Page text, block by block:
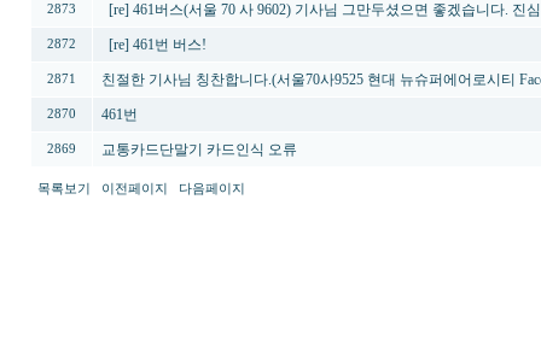
2873 [re] 461버스(서울 70 사 9602) 기사님 그만두셨으면 좋겠습니다. 진
2872 [re] 461번 버스!
2871 친절한 기사님 칭찬합니다.(서울70사9525 현대 뉴슈퍼에어로시티
2870 461번
2869 교통카드단말기 카드인식 오류
목록보기 이전페이지 다음페이지